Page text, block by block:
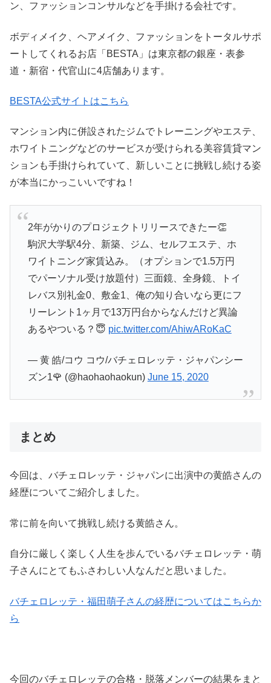
ン、ファッションコンサルなどを手掛ける会社です。
ボディメイク、ヘアメイク、ファッションをトータルサポ
ートしてくれるお店「BESTA」は東京都の銀座・表参
道・新宿・代官山に4店舗あります。
BESTA公式サイトはこちら
マンション内に併設されたジムでトレーニングやエステ、
ホワイトニングなどのサービスが受けられる美容賃貸マン
ションも手掛けられていて、新しいことに挑戦し続ける姿
が本当にかっこいいですね！
2年がかりのプロジェクトリリースできたー👏
駒沢大学駅4分、新築、ジム、セルフエステ、ホ
ワイトニング家賃込み。（オプションで1.5万円
でパーソナル受け放題付）三面鏡、全身鏡、トイ
レバス別礼金0、敷金1、俺の知り合いなら更にフ
リーレント1ヶ月で13万円台からなんだけど異論
あるやついる？😇 pic.twitter.com/AhiwARoKaC
— 黄 皓/コウ コウ/バチェロレッテ・ジャパンシー
ズン1🌹 (@haohaohaokun) June 15, 2020
まとめ
今回は、バチェロレッテ・ジャパンに出演中の黄皓さんの
経歴についてご紹介しました。
常に前を向いて挑戦し続ける黄皓さん。
自分に厳しく楽しく人生を歩んでいるバチェロレッテ・萌
子さんにとてもふさわしい人なんだと思いました。
バチェロレッテ・福田萌子さんの経歴についてはこちらか
ら
今回のバチェロレッテの合格・脱落メンバーの結果をまと